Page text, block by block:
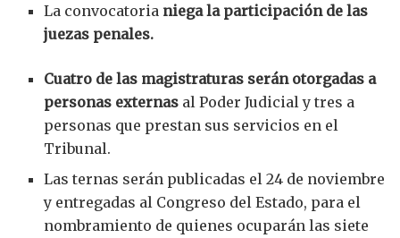
La convocatoria niega la participación de las
juezas penales.
Cuatro de las magistraturas serán otorgadas a
personas externas al Poder Judicial y tres a
personas que prestan sus servicios en el
Tribunal.
Las ternas serán publicadas el 24 de noviembre
y entregadas al Congreso del Estado, para el
nombramiento de quienes ocuparán las siete